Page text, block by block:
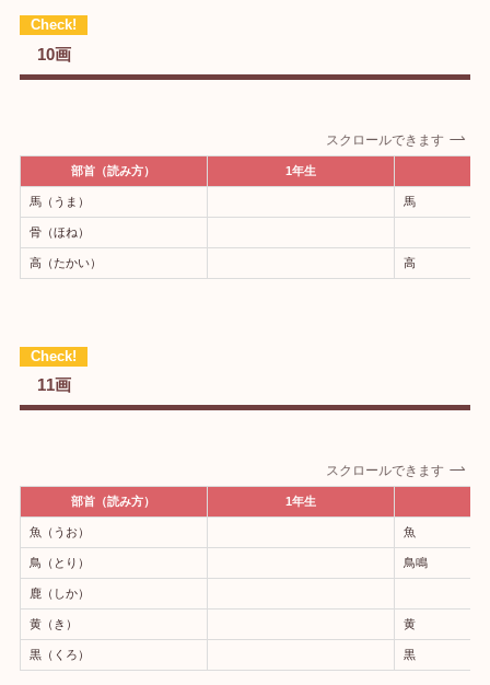
10画
スクロールできます
部首（読み方） 1年生
馬（うま） 馬
骨（ほね）
高（たかい） 高
11画
スクロールできます
部首（読み方） 1年生
魚（うお） 魚
鳥（とり） 鳥鳴
鹿（しか）
黄（き） 黄
黒（くろ） 黒